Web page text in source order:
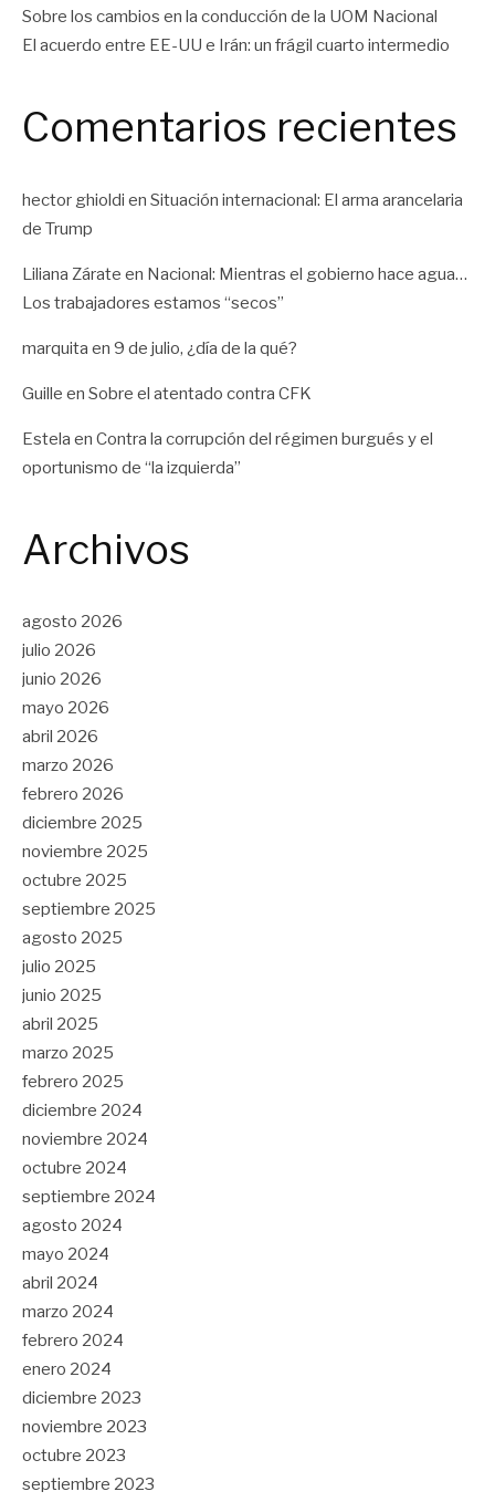
Sobre los cambios en la conducción de la UOM Nacional
El acuerdo entre EE-UU e Irán: un frágil cuarto intermedio
Comentarios recientes
hector ghioldi en Situación internacional: El arma arancelaria
de Trump
Liliana Zárate en Nacional: Mientras el gobierno hace agua…
Los trabajadores estamos “secos”
marquita en 9 de julio, ¿día de la qué?
Guille en Sobre el atentado contra CFK
Estela en Contra la corrupción del régimen burgués y el
oportunismo de “la izquierda”
Archivos
agosto 2026
julio 2026
junio 2026
mayo 2026
abril 2026
marzo 2026
febrero 2026
diciembre 2025
noviembre 2025
octubre 2025
septiembre 2025
agosto 2025
julio 2025
junio 2025
abril 2025
marzo 2025
febrero 2025
diciembre 2024
noviembre 2024
octubre 2024
septiembre 2024
agosto 2024
mayo 2024
abril 2024
marzo 2024
febrero 2024
enero 2024
diciembre 2023
noviembre 2023
octubre 2023
septiembre 2023